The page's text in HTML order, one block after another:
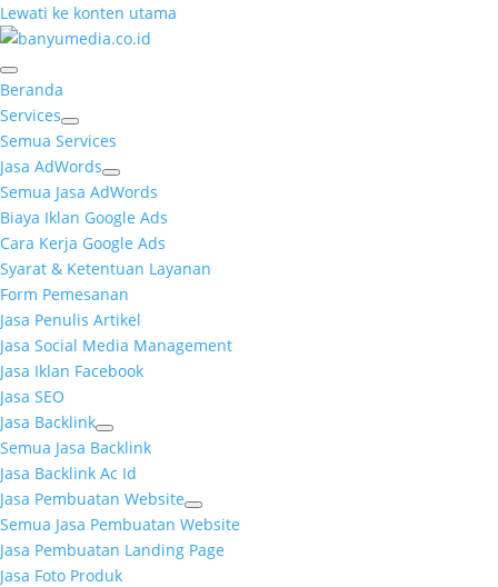
Lewati ke konten utama
Beranda
Services
Semua Services
Jasa AdWords
Semua Jasa AdWords
Biaya Iklan Google Ads
Cara Kerja Google Ads
Syarat & Ketentuan Layanan
Form Pemesanan
Jasa Penulis Artikel
Jasa Social Media Management
Jasa Iklan Facebook
Jasa SEO
Jasa Backlink
Semua Jasa Backlink
Jasa Backlink Ac Id
Jasa Pembuatan Website
Semua Jasa Pembuatan Website
Jasa Pembuatan Landing Page
Jasa Foto Produk